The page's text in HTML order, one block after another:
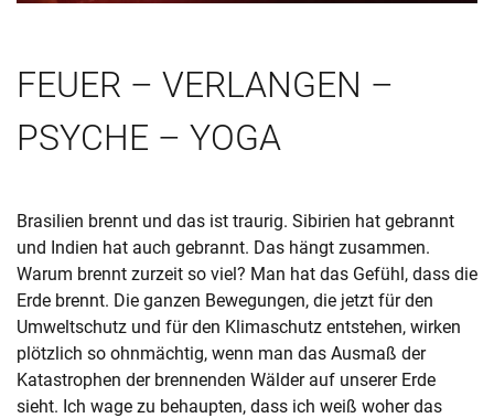
FEUER – VERLANGEN –
PSYCHE – YOGA
Brasilien brennt und das ist traurig. Sibirien hat gebrannt
und Indien hat auch gebrannt. Das hängt zusammen.
Warum brennt zurzeit so viel? Man hat das Gefühl, dass die
Erde brennt. Die ganzen Bewegungen, die jetzt für den
Umweltschutz und für den Klimaschutz entstehen, wirken
plötzlich so ohnmächtig, wenn man das Ausmaß der
Katastrophen der brennenden Wälder auf unserer Erde
sieht. Ich wage zu behaupten, dass ich weiß woher das